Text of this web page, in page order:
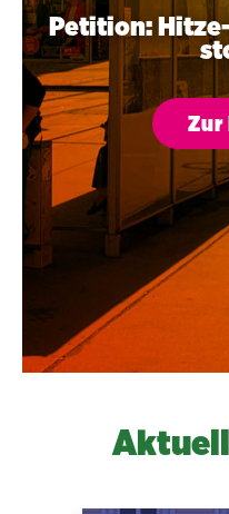
Petition:
Zur